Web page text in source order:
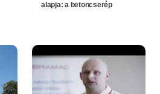
alapja: a betoncserép